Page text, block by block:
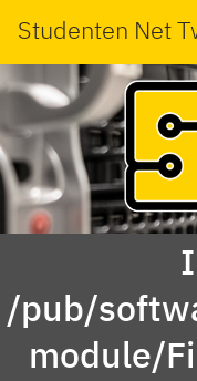
Studenten Net
/pub/
module/